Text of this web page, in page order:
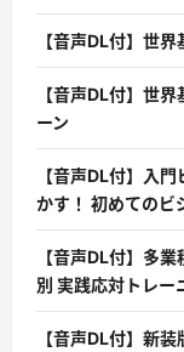
【音声DL付】世
【音声DL付】世
ーン
【音声DL付】入
かす！ 初めてのビ
【音声DL付】多
別 実践応対トレー
【音声DL付】新